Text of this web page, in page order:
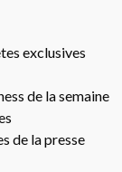
exclusives
de la semaine
de la presse